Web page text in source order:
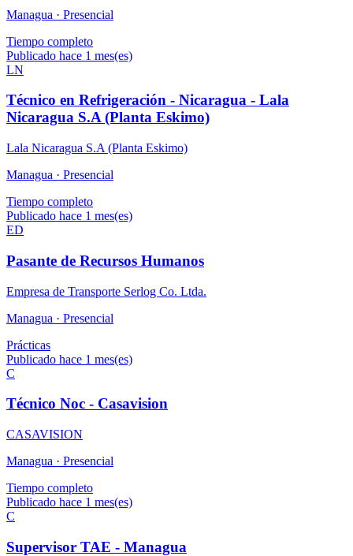
Managua · Presencial
Tiempo completo
Publicado hace 1 mes(es)
LN
Técnico en Refrigeración - Nicaragua - Lala
Nicaragua S.A (Planta Eskimo)
Lala Nicaragua S.A (Planta Eskimo)
Managua · Presencial
Tiempo completo
Publicado hace 1 mes(es)
ED
Pasante de Recursos Humanos
Empresa de Transporte Serlog Co. Ltda.
Managua · Presencial
Prácticas
Publicado hace 1 mes(es)
C
Técnico Noc - Casavision
CASAVISION
Managua · Presencial
Tiempo completo
Publicado hace 1 mes(es)
C
Supervisor TAE - Managua